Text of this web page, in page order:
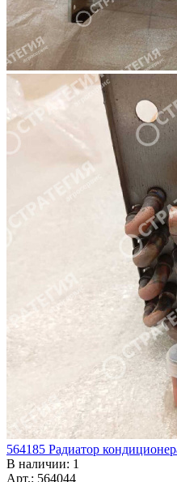
564185 Радиатор
В наличии: 1
Арт.: 564044